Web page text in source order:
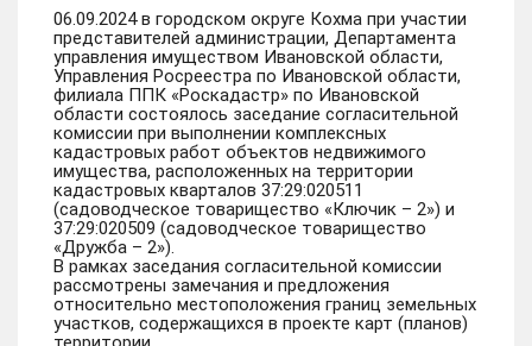
06.09.2024 в городском округе Кохма при участии
представителей администрации, Департамента
управления имуществом Ивановской области,
Управления Росреестра по Ивановской области,
филиала ППК «Роскадастр» по Ивановской
области состоялось заседание согласительной
комиссии при выполнении комплексных
кадастровых работ объектов недвижимого
имущества, расположенных на территории
кадастровых кварталов 37:29:020511
(садоводческое товарищество «Ключик – 2») и
37:29:020509 (садоводческое товарищество
«Дружба – 2»).
В рамках заседания согласительной комиссии
рассмотрены замечания и предложения
относительно местоположения границ земельных
участков, содержащихся в проекте карт (планов)